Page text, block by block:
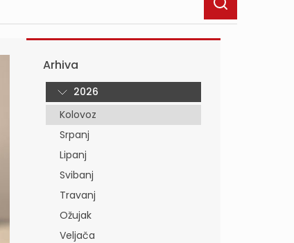
Arhiva
2026
Kolovoz
Srpanj
Lipanj
Svibanj
Travanj
Ožujak
Veljača